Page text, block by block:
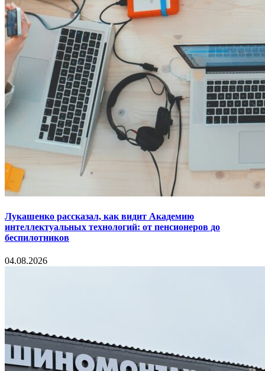
Лукашенко рассказал, как видит Академию
интеллектуальных технологий: от пенсионеров до
беспилотников
04.08.2026